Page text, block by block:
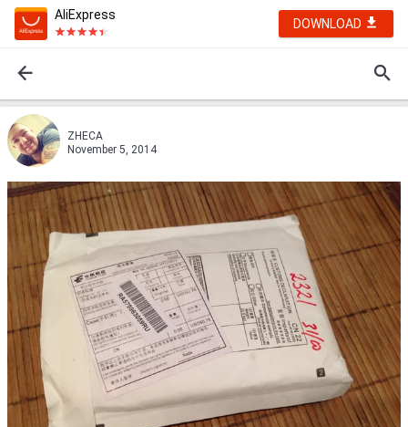
AliExpress
DOWNLOAD
ZHECA
November 5, 2014